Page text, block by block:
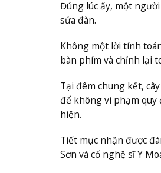
Đúng lúc ấy, một
sửa đàn.
Không một lời tính
bàn phím và chỉnh lại
Tại đêm chung kết,
để không vi phạm quy
hiện.
Tiết mục nhận được
Sơn và cố nghệ sĩ Y